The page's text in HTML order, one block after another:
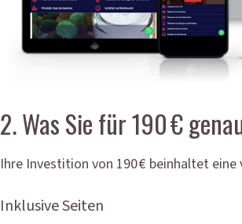
2. Was Sie für 190 €
Ihre Investition von 190 € beinhaltet
Inklusive Seiten